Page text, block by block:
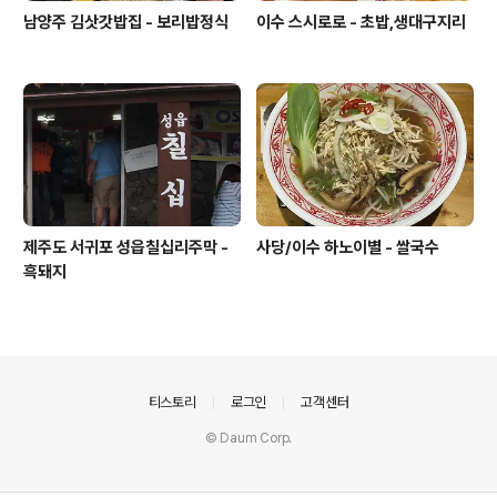
남양주 김삿갓밥집 - 보리밥정식 이수 스시로로 - 초밥,생대구지리
제주도 서귀포 성읍칠십리주막 -
흑돼지
사당/이수 하노이별 - 쌀국수
티스토리 로그인 고객센터
© Daum Corp.